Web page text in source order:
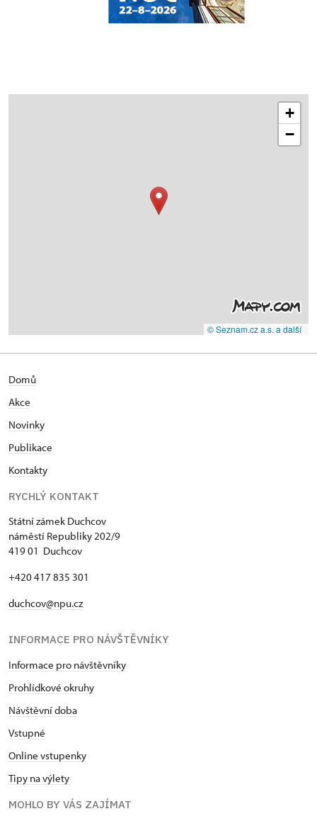
+
−
© Seznam.cz a.s. a další
Domů
Akce
Novinky
Publikace
Kontakty
RYCHLÝ KONTAKT
Státní zámek Duchcov
náměstí Republiky 202/9
419 01 Duchcov
+420 417 835 301
duchcov@npu.cz
INFORMACE PRO NÁVŠTĚVNÍKY
Informace pro návštěvníky
Prohlídkové okruhy
Návštěvní doba
Vstupné
Online vstupenky
Tipy na výlety
MOHLO BY VÁS ZAJÍMAT